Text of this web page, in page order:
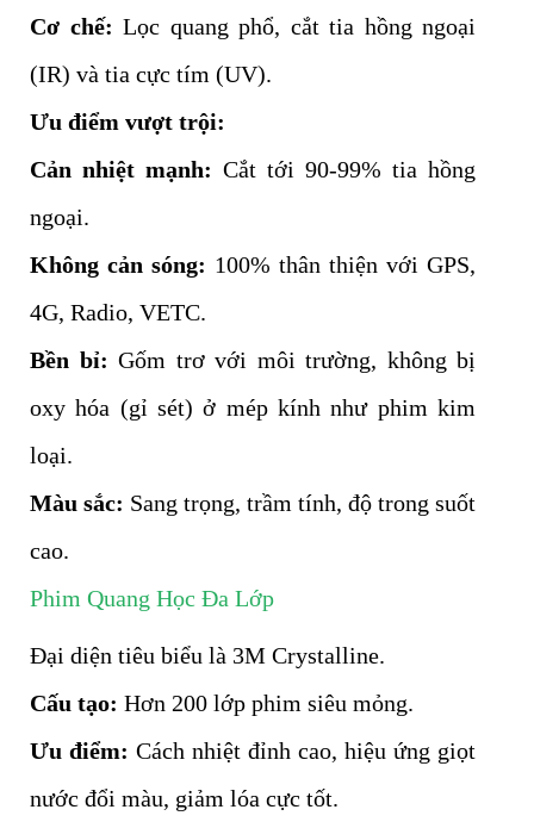
Cơ chế: Lọc quang phổ, cắt tia hồng ngoại
(IR) và tia cực tím (UV).
Ưu điểm vượt trội:
Cản nhiệt mạnh: Cắt tới 90-99% tia hồng
ngoại.
Không cản sóng: 100% thân thiện với GPS,
4G, Radio, VETC.
Bền bỉ: Gốm trơ với môi trường, không bị
oxy hóa (gỉ sét) ở mép kính như phim kim
loại.
Màu sắc: Sang trọng, trầm tính, độ trong suốt
cao.
Phim Quang Học Đa Lớp
Đại diện tiêu biểu là 3M Crystalline.
Cấu tạo: Hơn 200 lớp phim siêu mỏng.
Ưu điểm: Cách nhiệt đỉnh cao, hiệu ứng giọt
nước đổi màu, giảm lóa cực tốt.